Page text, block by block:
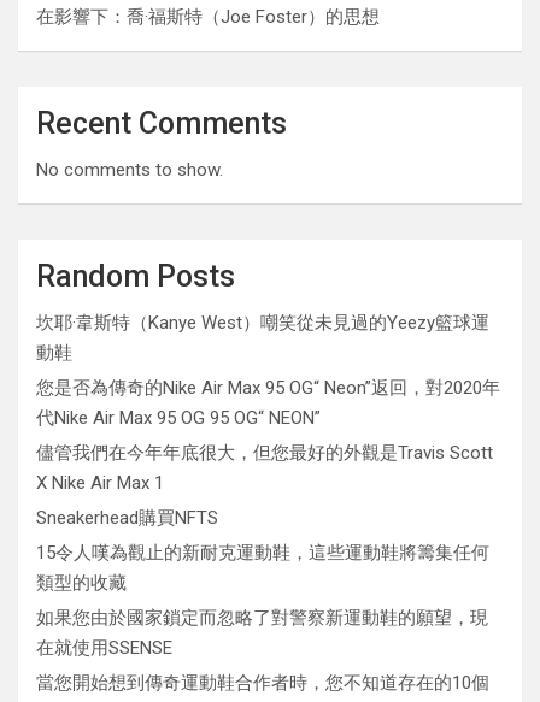
在影響下：喬·福斯特（Joe Foster）的思想
Recent Comments
No comments to show.
Random Posts
坎耶·韋斯特（Kanye West）嘲笑從未見過的Yeezy籃球運
動鞋
您是否為傳奇的Nike Air Max 95 OG“ Neon”返回，對2020年
代Nike Air Max 95 OG 95 OG“ NEON”
儘管我們在今年年底很大，但您最好的外觀是Travis Scott
X Nike Air Max 1
Sneakerhead購買NFTS
15令人嘆為觀止的新耐克運動鞋，這些運動鞋將籌集任何
類型的收藏
如果您由於國家鎖定而忽略了對警察新運動鞋的願望，現
在就使用SSENSE
當您開始想到傳奇運動鞋合作者時，您不知道存在的10個